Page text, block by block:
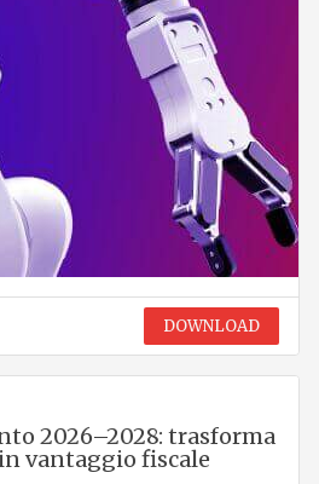
DOWNLOAD
2026–2028: trasforma
vantaggio fiscale